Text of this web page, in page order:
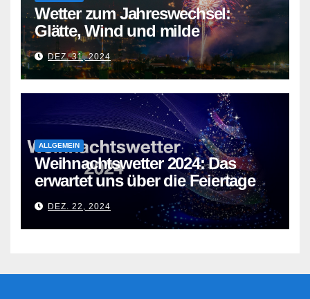
Wetter zum Jahreswechsel:
Glätte, Wind und milde
Temperaturen
DEZ. 31, 2024
ALLGEMEIN
Weihnachtswetter 2024: Das
erwartet uns über die Feiertage
DEZ. 22, 2024